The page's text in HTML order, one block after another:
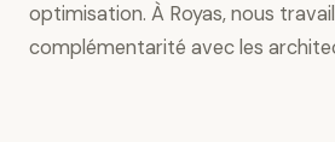
optimisation. À Royas, nous
complémentarité avec les